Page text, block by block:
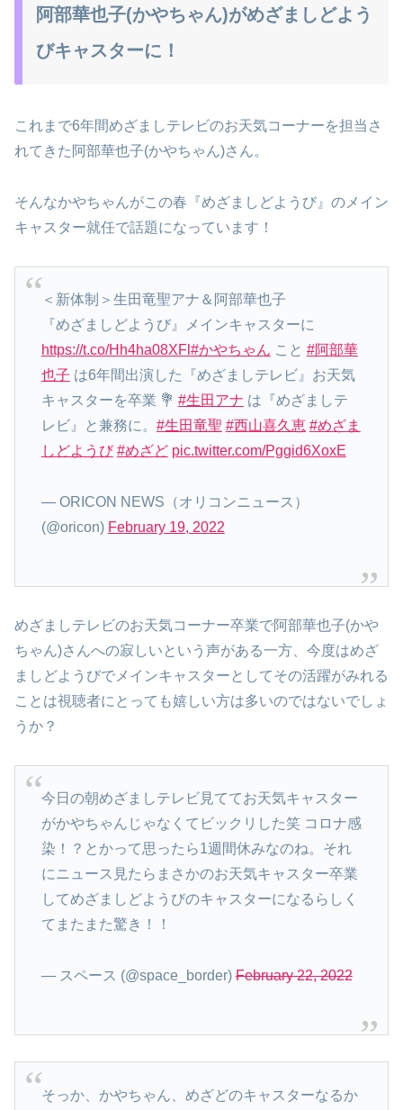
阿部華也子(かやちゃん)がめざましどよう
びキャスターに！
これまで6年間めざましテレビのお天気コーナーを担当さ
れてきた阿部華也子(かやちゃん)さん。
そんなかやちゃんがこの春『めざましどようび』のメイン
キャスター就任で話題になっています！
＜新体制＞生田竜聖アナ＆阿部華也子
『めざましどようび』メインキャスターに
https://t.co/Hh4ha08XFl #かやちゃん こと #阿部華
也子 は6年間出演した『めざましテレビ』お天気
キャスターを卒業 💐 #生田アナ は『めざましテ
レビ』と兼務に。 #生田竜聖 #西山喜久恵 #めざま
しどようび #めざど pic.twitter.com/Pggid6XoxE
— ORICON NEWS（オリコンニュース）
(@oricon) February 19, 2022
めざましテレビのお天気コーナー卒業で阿部華也子(かや
ちゃん)さんへの寂しいという声がある一方、今度はめざ
ましどようびでメインキャスターとしてその活躍がみれる
ことは視聴者にとっても嬉しい方は多いのではないでしょ
うか？
今日の朝めざましテレビ見ててお天気キャスター
がかやちゃんじゃなくてビックリした笑 コロナ感
染！？とかって思ったら1週間休みなのね。それ
にニュース見たらまさかのお天気キャスター卒業
してめざましどようびのキャスターになるらしく
てまたまた驚き！！
— スペース (@space_border)February 22, 2022
そっか、かやちゃん、めざどのキャスターなるか